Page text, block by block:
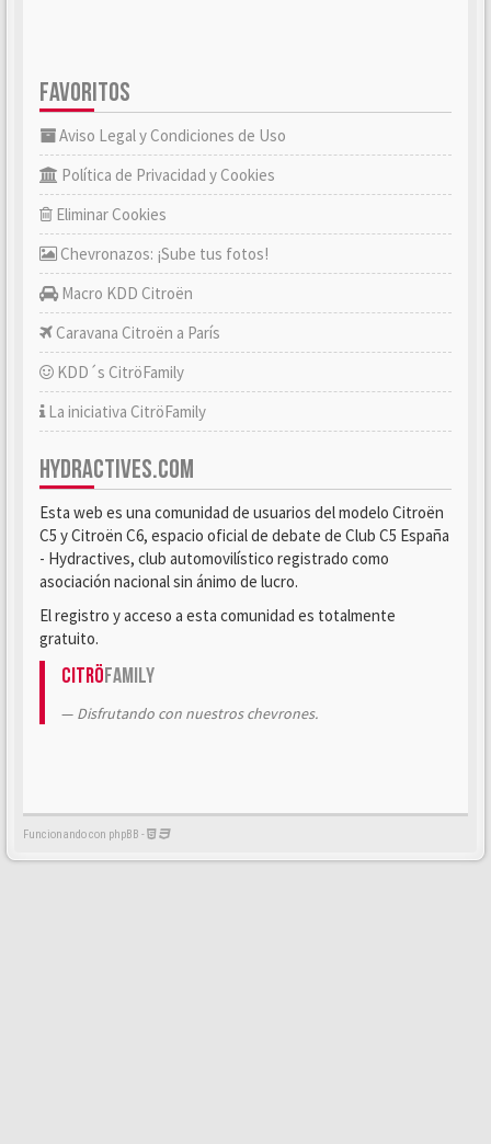
FAVORITOS
Aviso Legal y Condiciones de Uso
Política de Privacidad y Cookies
Eliminar Cookies
Chevronazos: ¡Sube tus fotos!
Macro KDD Citroën
Caravana Citroën a París
KDD´s CitröFamily
La iniciativa CitröFamily
HYDRACTIVES.COM
Esta web es una comunidad de usuarios del modelo Citroën
C5 y Citroën C6, espacio oficial de debate de Club C5 España
- Hydractives, club automovilístico registrado como
asociación nacional sin ánimo de lucro.
El registro y acceso a esta comunidad es totalmente
gratuito.
CitröFamily
Disfrutando con nuestros chevrones.
Funcionando con phpBB -